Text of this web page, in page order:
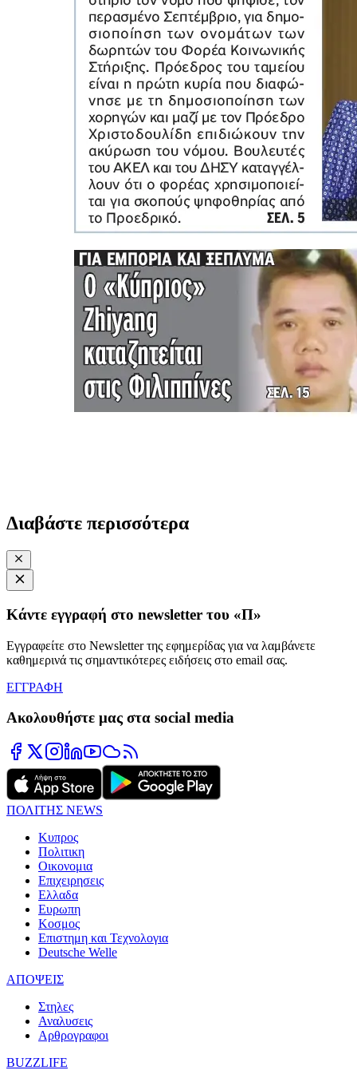
Διαβάστε περισσότερα
Κάντε εγγραφή στο newsletter του «Π»
Εγγραφείτε στο Newsletter της εφημερίδας για να λαμβάνετε
καθημερινά τις σημαντικότερες ειδήσεις στο email σας.
ΕΓΓΡΑΦΗ
Ακολουθήστε μας στα social media
ΠΟΛΙΤΗΣ NEWS
Κυπρος
Πολιτικη
Οικονομια
Επιχειρησεις
Ελλαδα
Ευρωπη
Κοσμος
Επιστημη και Τεχνολογια
Deutsche Welle
ΑΠΟΨΕΙΣ
Στηλες
Αναλυσεις
Αρθρογραφοι
BUZZLIFE